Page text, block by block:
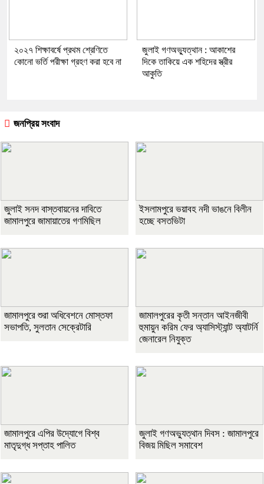
২০২৭ শিক্ষাবর্ষে প্রথম শ্রেণিতে
কোনো ভর্তি পরীক্ষা গ্রহণ করা হবে না
জুলাই গণঅভ্যুত্থান : আকাশের
দিকে তাকিয়ে এক শহিদের স্ত্রীর
আকুতি
জনপ্রিয় সংবাদ
জুলাই সনদ বাস্তবায়নের দাবিতে
জামালপুরে জামায়াতের গণমিছিল
ইসলামপুরে ভয়াবহ নদী ভাঙনে বিলীন
হচ্ছে বসতভিটা
জামালপুরে শুরা অধিবেশনে মোস্তফা
সভাপতি, সুলতান সেক্রেটারি
জামালপুরের কৃতী সন্তান আইনজীবী
হুমায়ুন করিম ফের অ্যাসিস্ট্যান্ট অ্যাটর্নি
জেনারেল নিযুক্ত
জামালপুরে এপির উদ্যোগে বিশ্ব
মাতৃদুগ্ধ সপ্তাহ পালিত
জুলাই গণঅভ্যুত্থান দিবস : জামালপুরে
বিজয় মিছিল সমাবেশ